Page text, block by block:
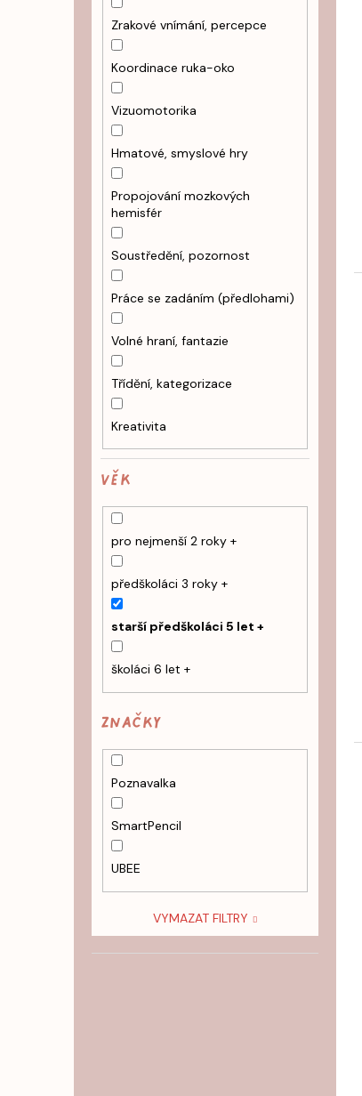
Značky
Poznavalka
SmartPencil
UBEE
Zrakové vnímání, percepce
Koordinace ruka-oko
Vizuomotorika
Hmatové, smyslové hry
Propojování mozkových
hemisfér
Soustředění, pozornost
Práce se zadáním (předlohami)
Volné hraní, fantazie
Třídění, kategorizace
Kreativita
VĚK
pro nejmenší 2 roky +
předškoláci 3 roky +
starší předškoláci 5 let +
školáci 6 let +
VYMAZAT FILTRY